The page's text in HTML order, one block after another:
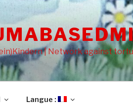
| Network against
Langue :